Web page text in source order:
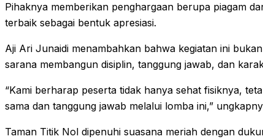
Pihaknya memberikan penghargaan berupa piagam
terbaik sebagai bentuk apresiasi.
Aji Ari Junaidi menambahkan bahwa kegiatan ini
sarana membangun disiplin, tanggung jawab, dan
“Kami berharap peserta tidak hanya sehat fisiknya,
sama dan tanggung jawab melalui lomba ini,”
Taman Titik Nol dipenuhi suasana meriah dengan